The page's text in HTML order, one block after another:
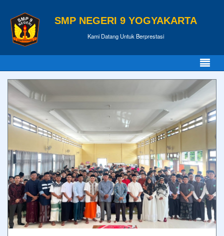
SMP NEGERI 9 YOGYAKARTA
Kami Datang Untuk Berprestasi